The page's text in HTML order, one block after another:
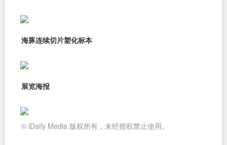
海豚连续切片塑化标本
展览海报
© iDaily Media 版权所有，未经授权禁止使用。